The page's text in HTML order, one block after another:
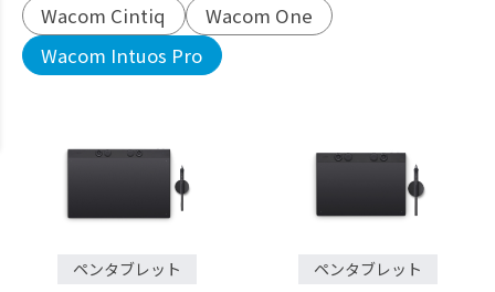
Wacom Cintiq
Wacom One
Wacom Intuos Pro
ペンタブレット
ペンタブレット